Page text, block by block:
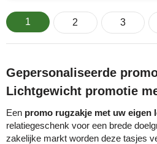
1 2 3
Gepersonaliseerde
Lichtgewicht promotie
Een promo rugzakje met uw eigen
relatiegeschenk voor een brede
zakelijke markt worden deze tasjes